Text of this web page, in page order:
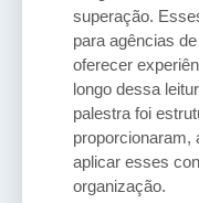
superação.
para agências
oferecer
longo dessa
palestra foi
proporcionaram,
aplicar esses
organização.